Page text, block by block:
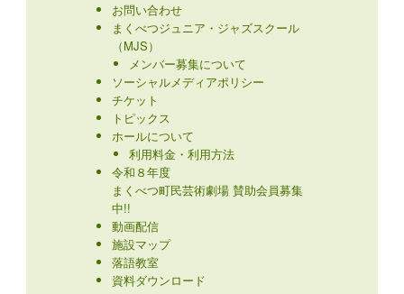
お問い合わせ
まくべつジュニア・ジャズスクール
（MJS）
メンバー募集について
ソーシャルメディアポリシー
チケット
トピックス
ホールについて
利用料金・利用方法
令和８年度
まくべつ町民芸術劇場 賛助会員募集
中!!
動画配信
施設マップ
落語教室
資料ダウンロード